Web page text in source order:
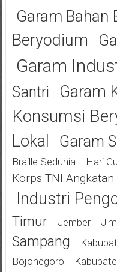
Garam Bahan
Beryodium
Garam
Santri
Garam
Konsumsi
Lokal
Garam
Braille Sedunia
Hari
Korps TNI Angkatan
Industri
Timur
Jember
Sampang
Bojonegoro